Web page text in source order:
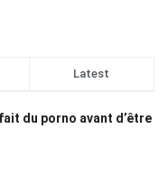
Latest
du porno avant d’être